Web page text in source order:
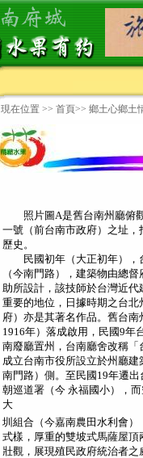
現在位置 >> 首頁>> 鄉土心鄉土
照片圖A是舊台南州廳俯
一號（前台南市政府）之址，
歷史。
民國初年（大正初年），
（今南門路），建築物由總
助所設計，該技師於台灣近代
重要的地位，日據時期之台北
府）亦是其著名作品。舊台
1916年）落成啟用，民國9年
南廢廳置州，台南廳舍改稱「
成立台南市役所設立於州廳
南門路）側。至民國19年遷
朝巡道署（今 永福國小），
大
圳組合（今嘉南農田水利會）
式樣，厚重的雙坡式馬薩屋頂
壯觀，展現殖民政府統治者